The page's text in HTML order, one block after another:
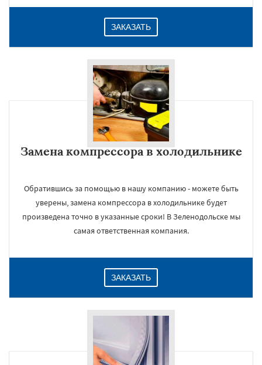
ЗАКАЗАТЬ
Замена компрессора в холодильнике
Обратившись за помощью в нашу компанию - можете быть
уверены, замена компрессора в холодильнике будет
произведена точно в указанные сроки! В Зеленодольске мы
самая ответственная компания.
ЗАКАЗАТЬ